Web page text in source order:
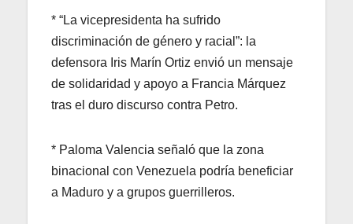
* “La vicepresidenta ha sufrido
discriminación de género y racial”: la
defensora Iris Marín Ortiz envió un mensaje
de solidaridad y apoyo a Francia Márquez
tras el duro discurso contra Petro.
* Paloma Valencia señaló que la zona
binacional con Venezuela podría beneficiar
a Maduro y a grupos guerrilleros.